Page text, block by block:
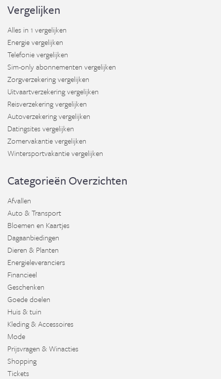
Vergelijken
Alles in 1 vergelijken
Energie vergelijken
Telefonie vergelijken
Sim-only abonnementen vergelijken
Zorgverzekering vergelijken
Uitvaartverzekering vergelijken
Reisverzekering vergelijken
Autoverzekering vergelijken
Datingsites vergelijken
Zomervakantie vergelijken
Wintersportvakantie vergelijken
Categorieën Overzichten
Afvallen
Auto & Transport
Bloemen en Kaartjes
Dagaanbiedingen
Dieren & Planten
Energieleveranciers
Financieel
Geschenken
Goede doelen
Huis & tuin
Kleding & Accessoires
Mode
Prijsvragen & Winacties
Shopping
Tickets